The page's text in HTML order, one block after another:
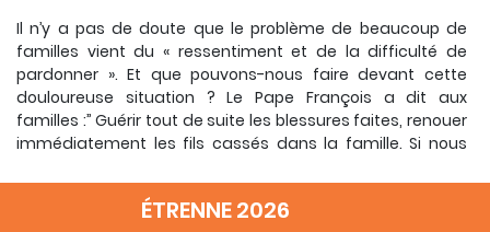
Il n’y a pas de doute que le problème de beaucoup de
familles vient du « ressentiment et de la difficulté de
pardonner ». Et que pouvons-nous faire devant cette
douloureuse situation ? Le Pape François a dit aux
familles :” Guérir tout de suite les blessures faites, renouer
immédiatement les fils cassés dans la famille. Si nous
a un simple secret pour guérir les blessures, pour dénouer
les accusations. Le voici : ne jamais laisser terminer la
ÉTRENNE 2026